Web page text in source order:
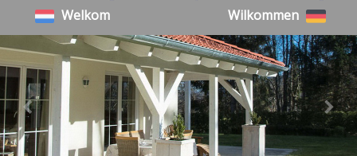
Welkom Wilkommen